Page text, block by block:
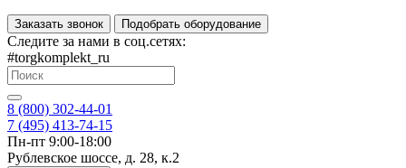
Заказать звонок Подобрать оборудование
Следите за нами в соц.сетях:
#torgkomplekt_ru
8 (800) 302-44-01
7 (495) 413-74-15
Пн-пт 9:00-18:00
Рублевское шоссе, д. 28, к.2